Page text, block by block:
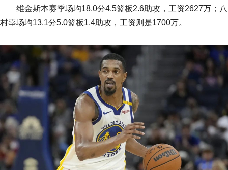
维金斯本赛季场均18.0分4.5篮板2.6助攻，工资2627万；八
村塁场均13.1分5.0篮板1.4助攻，工资则是1700万。